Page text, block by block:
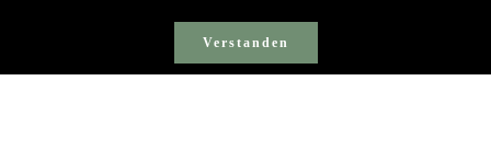
Verstanden